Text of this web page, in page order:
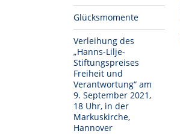
Glücksmomente
Verleihung des
„Hanns-Lilje-
Stiftungspreises
Freiheit und
Verantwortung“ am
9. September 2021,
18 Uhr, in der
Markuskirche,
Hannover